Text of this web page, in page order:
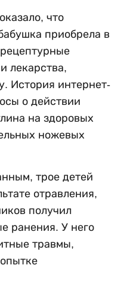
что
приобрела в
лекарства,
История интернет-
о действии
на здоровых
ножевых
трое детей
отравления,
получил
ранения. У него
травмы,